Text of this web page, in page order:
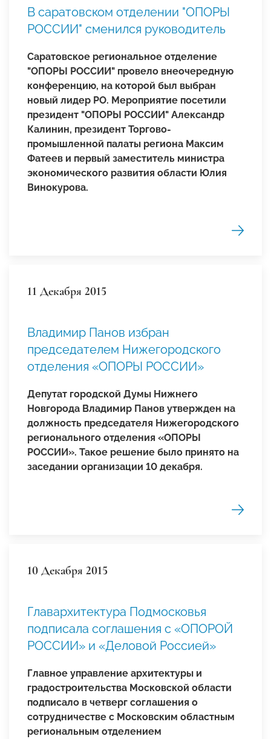
В саратовском отделении "ОПОРЫ
РОССИИ" сменился руководитель
Саратовское региональное отделение
"ОПОРЫ РОССИИ" провело внеочередную
конференцию, на которой был выбран
новый лидер РО. Мероприятие посетили
президент "ОПОРЫ РОССИИ" Александр
Калинин, президент Торгово-
промышленной палаты региона Максим
Фатеев и первый заместитель министра
экономического развития области Юлия
Винокурова.
11 Декабря 2015
Владимир Панов избран
председателем Нижегородского
отделения «ОПОРЫ РОССИИ»
Депутат городской Думы Нижнего
Новгорода Владимир Панов утвержден на
должность председателя Нижегородского
регионального отделения «ОПОРЫ
РОССИИ». Такое решение было принято на
заседании организации 10 декабря.
10 Декабря 2015
Главархитектура Подмосковья
подписала соглашения с «ОПОРОЙ
РОССИИ» и «Деловой Россией»
Главное управление архитектуры и
градостроительства Московской области
подписало в четверг соглашения о
сотрудничестве с Московским областным
региональным отделением